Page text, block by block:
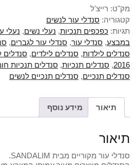
מק"ט: רייצ'ל
קטגוריה: סנדלי עור לנשים
תגיות: כפכפים תנכיות, נעלי נשים, נעלי
במבצע, סנדלי עור, סנדלי עור לגברים,
סנדלים לילדות, סנדלים לילדים, סנדלים
2016
, סנדלים תנכיות, סנדלים תנכיות
סנדלים תנכיים, סנדלים תנכיים לנשים
תיאור מידע נוסף
תיאור
סנדלי עור מקוריים מבית SANDALIM.